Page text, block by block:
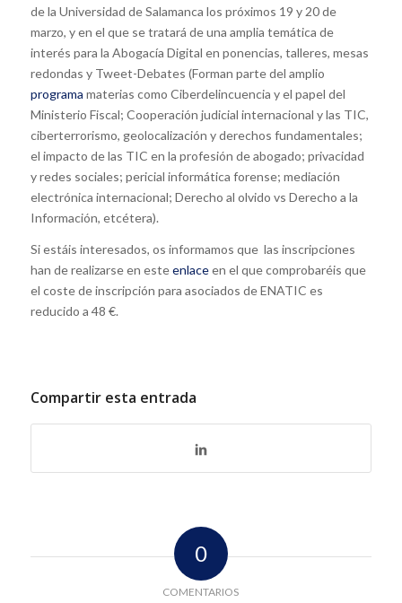
de la Universidad de Salamanca los próximos 19 y 20 de
marzo, y en el que se tratará de una amplia temática de
interés para la Abogacía Digital en ponencias, talleres, mesas
redondas y Tweet-Debates (Forman parte del amplio
programa materias como Ciberdelincuencia y el papel del
Ministerio Fiscal; Cooperación judicial internacional y las TIC,
ciberterrorismo, geolocalización y derechos fundamentales;
el impacto de las TIC en la profesión de abogado; privacidad
y redes sociales; pericial informática forense; mediación
electrónica internacional; Derecho al olvido vs Derecho a la
Información, etcétera).
Si estáis interesados, os informamos que las inscripciones
han de realizarse en esteenlaceen el que comprobaréis que
el coste de inscripción para asociados de ENATIC es
reducido a 48 €.
Compartir esta entrada
0
COMENTARIOS